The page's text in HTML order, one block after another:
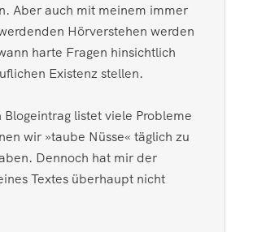
Aber auch mit meinem immer
Hörverstehen werden
harte Fragen hinsichtlich
Existenz stellen.
Blogeintrag listet viele Probleme
wir »taube Nüsse« täglich zu
Dennoch hat mir der
Textes überhaupt nicht